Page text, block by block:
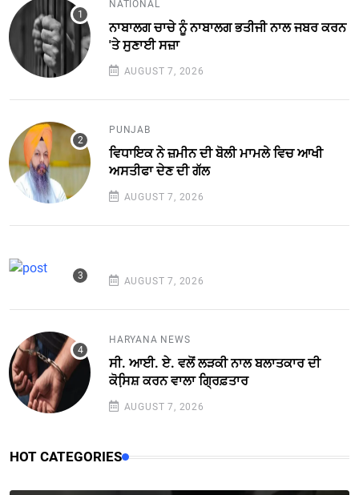
NATIONAL
ਨਾਬਾਲਗ ਚਾਚੇ ਨੂੰ ਨਾਬਾਲਗ ਭਤੀਜੀ ਨਾਲ ਜਬਰ ਕਰਨ
'ਤੇ ਸੁਣਾਈ ਸਜ਼ਾ
AUGUST 7, 2026
PUNJAB
ਵਿਧਾਇਕ ਨੇ ਜ਼ਮੀਨ ਦੀ ਬੋਲੀ ਮਾਮਲੇ ਵਿਚ ਆਖੀ
ਅਸਤੀਫਾ ਦੇਣ ਦੀ ਗੱਲ
AUGUST 7, 2026
AUGUST 7, 2026
HARYANA NEWS
ਸੀ. ਆਈ. ਏ. ਵਲੋਂ ਲੜਕੀ ਨਾਲ ਬਲਾਤਕਾਰ ਦੀ
ਕੋਸਿ਼ਸ਼ ਕਰਨ ਵਾਲਾ ਗ੍ਰਿਫ਼ਤਾਰ
AUGUST 7, 2026
HOT CATEGORIES